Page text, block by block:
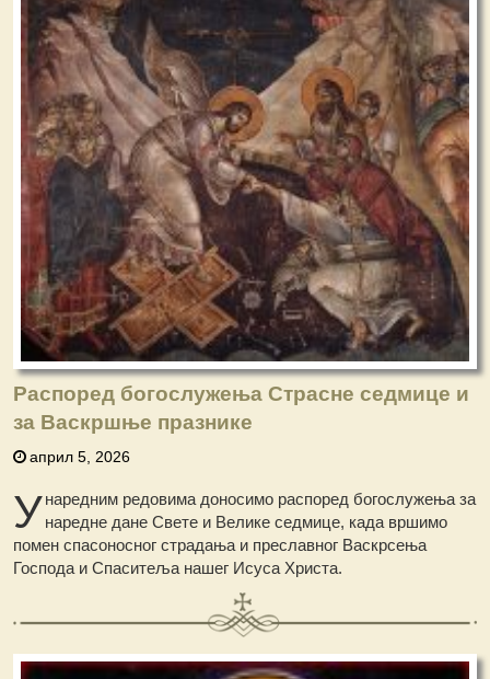
Распоред богослужења Страсне седмице и
за Васкршње празнике
април 5, 2026
Унаредним редовима доносимо распоред богослужења за
наредне дане Свете и Велике седмице, када вршимо
помен спасоносног страдања и преславног Васкрсења
Господа и Спаситеља нашег Исуса Христа.